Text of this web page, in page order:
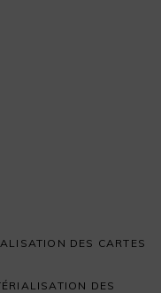
DES CARTES
DES